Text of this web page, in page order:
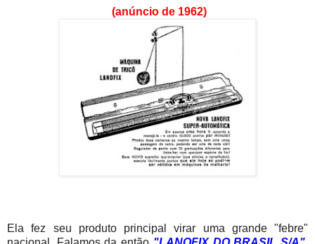
(anúncio de 1962)
Ela fez seu produto principal virar uma grande "febre"